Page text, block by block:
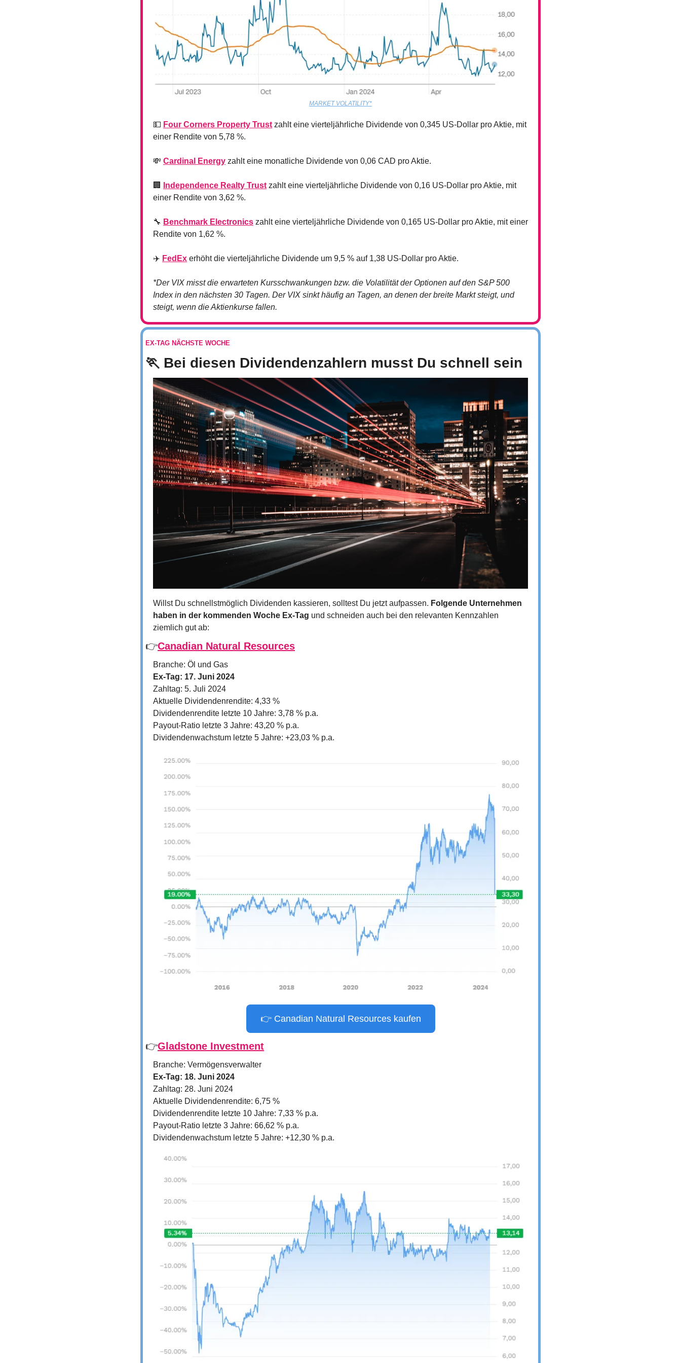
MARKET VOLATILITY*
💵 Four Corners Property Trust zahlt eine vierteljährliche Dividende von 0,345 US-Dollar pro Aktie, mit
einer Rendite von 5,78 %.
💸 Cardinal Energy zahlt eine monatliche Dividende von 0,06 CAD pro Aktie.
🏢 Independence Realty Trust zahlt eine vierteljährliche Dividende von 0,16 US-Dollar pro Aktie, mit
einer Rendite von 3,62 %.
🔧 Benchmark Electronics zahlt eine vierteljährliche Dividende von 0,165 US-Dollar pro Aktie, mit einer
Rendite von 1,62 %.
✈️ FedEx erhöht die vierteljährliche Dividende um 9,5 % auf 1,38 US-Dollar pro Aktie.
*Der VIX misst die erwarteten Kursschwankungen bzw. die Volatilität der Optionen auf den S&P 500
Index in den nächsten 30 Tagen. Der VIX sinkt häufig an Tagen, an denen der breite Markt steigt, und
steigt, wenn die Aktienkurse fallen.
EX-TAG NÄCHSTE WOCHE
🏃 Bei diesen Dividendenzahlern musst Du schnell sein
Willst Du schnellstmöglich Dividenden kassieren, solltest Du jetzt aufpassen. Folgende Unternehmen
haben in der kommenden Woche Ex-Tag und schneiden auch bei den relevanten Kennzahlen
ziemlich gut ab:
👉Canadian Natural Resources
Branche: Öl und Gas
Ex-Tag: 17. Juni 2024
Zahltag: 5. Juli 2024
Aktuelle Dividendenrendite: 4,33 %
Dividendenrendite letzte 10 Jahre: 3,78 % p.a.
Payout-Ratio letzte 3 Jahre: 43,20 % p.a.
Dividendenwachstum letzte 5 Jahre: +23,03 % p.a.
👉 Canadian Natural Resources kaufen
👉Gladstone Investment
Branche: Vermögensverwalter
Ex-Tag: 18. Juni 2024
Zahltag: 28. Juni 2024
Aktuelle Dividendenrendite: 6,75 %
Dividendenrendite letzte 10 Jahre: 7,33 % p.a.
Payout-Ratio letzte 3 Jahre: 66,62 % p.a.
Dividendenwachstum letzte 5 Jahre: +12,30 % p.a.